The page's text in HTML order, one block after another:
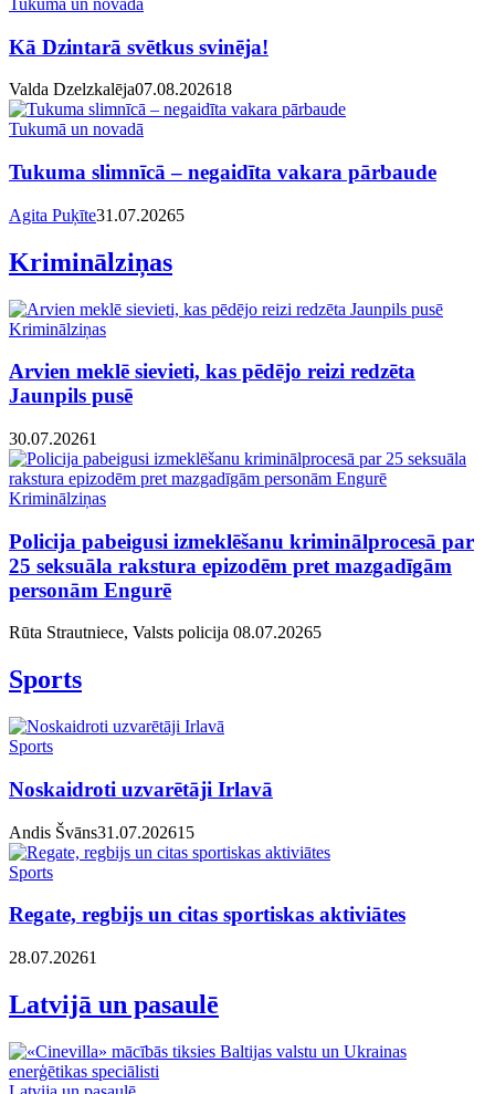
Kā Dzintarā svētkus svinēja!
Valda Dzelzkalēja07.08.202618
Tukumā un novadā
Tukuma slimnīcā – negaidīta vakara pārbaude
Agita Puķīte31.07.20265
Kriminālziņas
Kriminālziņas
Arvien meklē sievieti, kas pēdējo reizi redzēta
Jaunpils pusē
30.07.20261
Kriminālziņas
Policija pabeigusi izmeklēšanu kriminālprocesā par
25 seksuāla rakstura epizodēm pret mazgadīgām
personām Engurē
Rūta Strautniece, Valsts policija 08.07.20265
Sports
Sports
Noskaidroti uzvarētāji Irlavā
Andis Švāns31.07.20261 5
Sports
Regate, regbijs un citas sportiskas aktiviātes
28.07.20261
Latvijā un pasaulē